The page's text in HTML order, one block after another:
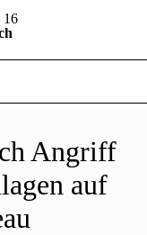
16
Angriff
auf